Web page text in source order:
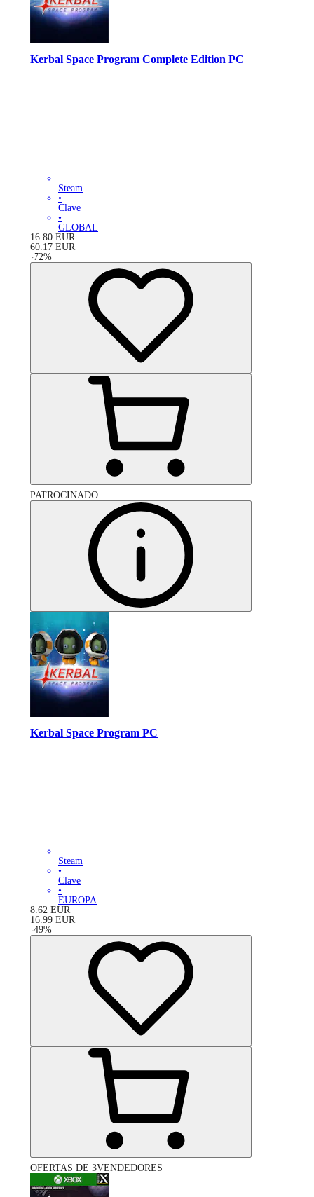
Kerbal Space Program Complete Edition PC
Steam
•
Clave
•
GLOBAL
16.80 EUR
60.17 EUR
-72%
PATROCINADO
Kerbal Space Program PC
Steam
•
Clave
•
EUROPA
8.62 EUR
16.99 EUR
-49%
OFERTAS DE 3VENDEDORES